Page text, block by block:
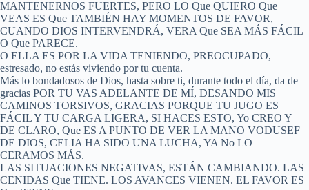
MANTENERNOS FUERTES, PERO LO Que QUIERO Que
VEAS ES Que TAMBIÉN HAY MOMENTOS DE FAVOR,
CUANDO DIOS INTERVENDRÁ, VERA Que SEA MÁS FÁCIL
O Que PARECE.
O ELLA ES POR LA VIDA TENIENDO, PREOCUPADO,
estresado, no estás viviendo por tu cuenta.
Más lo bondadosos de Dios, hasta sobre ti, durante todo el día, da de
gracias POR TU VAS ADELANTE DE MÍ, DESANDO MIS
CAMINOS TORSIVOS, GRACIAS PORQUE TU JUGO ES
FÁCIL Y TU CARGA LIGERA, SI HACES ESTO, Yo CREO Y
DE CLARO, Que ES A PUNTO DE VER LA MANO VODUSEF
DE DIOS, CELIA HA SIDO UNA LUCHA, YA No LO
CERAMOS MÁS.
LAS SITUACIONES NEGATIVAS, ESTÁN CAMBIANDO. LAS
CENIDAS Que TIENE. LOS AVANCES VIENEN. EL FAVOR ES